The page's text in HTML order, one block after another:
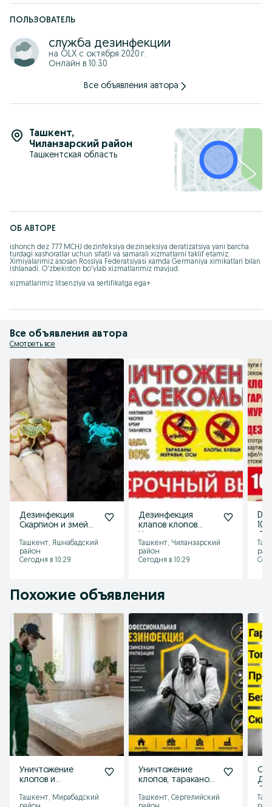
ПОЛЬЗОВАТЕЛЬ
служба дезинфекции
на OLX с октября 2020 г.
Онлайн в 10:30
Все объявления автора
Ташкент,
Чиланзарский район
Ташкентская область
ОБ АВТОРЕ
ishonch dez 777 MCHJ dezinfeksiya dezinseksiya deratizatsiya yani barcha
turdagi xashoratlar uchun sifatli va samarali xizmatlarni taklif etamiz.
Ximiyalarimiz asosan Rossiya Federatsiyasi xamda Germaniya ximikatlari bilan
ishlanadi. O'zbekiston bo'ylab xizmatlarimiz mavjud.
xizmatlarimiz litsenziya va sertifikatga ega+
Все объявления автора
Смотреть все
Дезинфекция
Скарпион и змей
Ташкент, Яшнабадский
район
Сегодня в 10:29
Дезинфекция
клапов клопов
тараканов
Ташкент, Чиланзарский
район
Сегодня в 10:29
Похожие объявления
Уничтожение
клопов и
гарантией —
Ташкент, Мирабадский
Уничтожение
клопов, тараканов,
Безопасно,
Ташкент, Сергелийский